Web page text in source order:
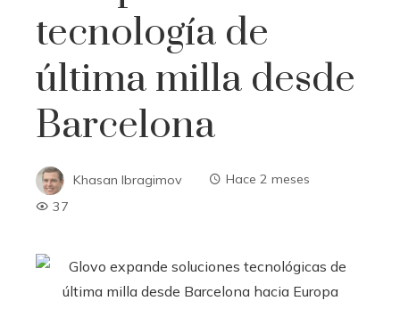
tecnología de
última milla desde
Barcelona
Khasan Ibragimov
Hace 2 meses
37